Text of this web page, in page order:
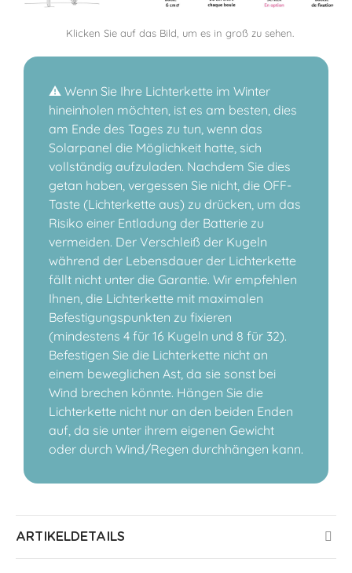
Klicken Sie auf das Bild, um es in groß zu sehen.
⚠️ Wenn Sie Ihre Lichterkette im Winter
hineinholen möchten, ist es am besten, dies
am Ende des Tages zu tun, wenn das
Solarpanel die Möglichkeit hatte, sich
vollständig aufzuladen. Nachdem Sie dies
getan haben, vergessen Sie nicht, die OFF-
Taste (Lichterkette aus) zu drücken, um das
Risiko einer Entladung der Batterie zu
vermeiden. Der Verschleiß der Kugeln
während der Lebensdauer der Lichterkette
fällt nicht unter die Garantie. Wir empfehlen
Ihnen, die Lichterkette mit maximalen
Befestigungspunkten zu fixieren
(mindestens 4 für 16 Kugeln und 8 für 32).
Befestigen Sie die Lichterkette nicht an
einem beweglichen Ast, da sie sonst bei
Wind brechen könnte. Hängen Sie die
Lichterkette nicht nur an den beiden Enden
auf, da sie unter ihrem eigenen Gewicht
oder durch Wind/Regen durchhängen kann.
ARTIKELDETAILS